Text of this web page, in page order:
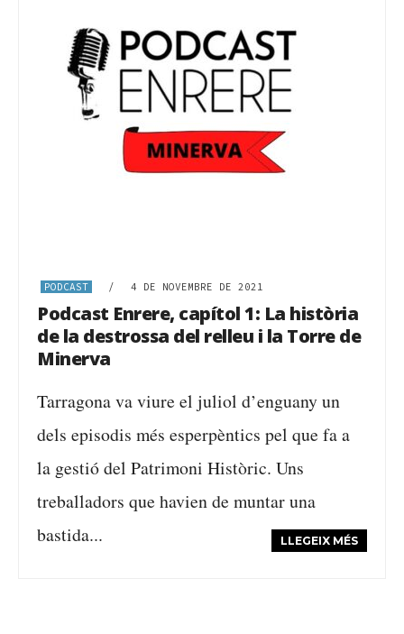
PODCAST / 4 DE NOVEMBRE DE 2021
Podcast Enrere, capítol 1: La història
de la destrossa del relleu i la Torre de
Minerva
Tarragona va viure el juliol d’enguany un
dels episodis més esperpèntics pel que fa a
la gestió del Patrimoni Històric. Uns
treballadors que havien de muntar una
bastida...
LLEGEIX MÉS